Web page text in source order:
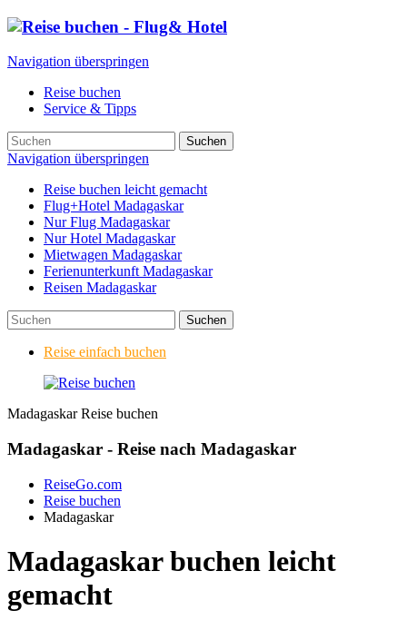
Navigation überspringen
Reise buchen
Service & Tipps
Suchen
Navigation überspringen
Reise buchen leicht gemacht
Flug+Hotel Madagaskar
Nur Flug Madagaskar
Nur Hotel Madagaskar
Mietwagen Madagaskar
Ferienunterkunft Madagaskar
Reisen Madagaskar
Suchen
Reise einfach buchen
Madagaskar Reise buchen
Madagaskar - Reise nach Madagaskar
ReiseGo.com
Reise buchen
Madagaskar
Madagaskar buchen leicht
gemacht